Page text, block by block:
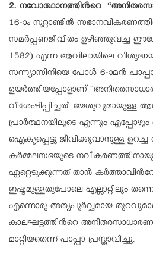
2. നവോത്ഥാനത്തിന്‍റെ
16-ാം നൂറ്റാണ്ടിൽ
സമർപ്പണജീവിതം ഉഴിഞ്ഞുവച്ച
1582) എന്ന ആവിലായിലെ
സന്ന്യാസിനിയെ പോൾ 6-ാമൻ
ഉയർത്തിയപ്പോളാണ്
വിശേഷിപ്പിച്ചത്. യേശുവുമായുള്ള
പ്രാർത്ഥനയിലൂടെ എന്നും
ഐക്യപ്പെട്ടു ജീവിക്കുവാനുള്ള ഉറച്ച
കർമ്മലസഭയുടെ
ഏറ്റെടുക്കുന്നത് താൻ
ഇഷ്ടമുള്ളതുപോലെ എല്ലാറ്റിലും
എന്നൊരു അത്യപൂർവ്വമായ
കാലഘട്ടത്തിന്‍റെ
മാറ്റിയതെന്ന് പാപ്പാ പ്രസ്താവിച്ചു.